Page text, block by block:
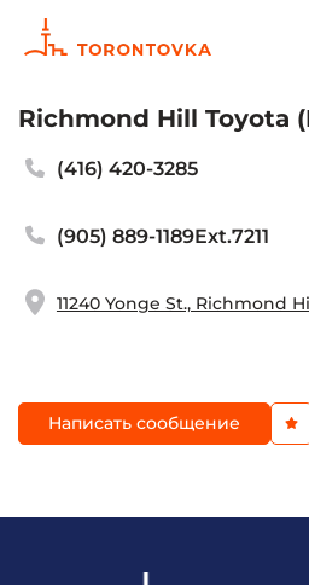
Richmond Hill Toyota
(416) 420-3285
(905) 889-1189Ext.7211
11240 Yonge St., Richmond
Написать сообщение